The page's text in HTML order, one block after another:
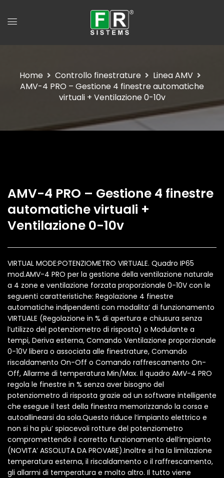
Home Controllo finestrature
Linea AMV
AMV-4 PRO – Gestione 4 finestre automatiche
virtuali + Ventilazione 0-10v
AMV-4 PRO – Gestione 4 finestre
automatiche virtuali +
Ventilazione 0-10v
VIRTUAL MODE:POTENZIOMETRO VIRTUALE. Quadro IP65
mod.AMV-4 PRO per la gestione della ventilazione naturale
a 4 zone e ventilazione forzata proporzionale 0-10V con le
seguenti caratteristiche: Regolazione 4 finestre
automatiche indipendenti con modalita’ di funzionamento
VIRTUALE (Regolazione in % di apertura e chiusura senza
l’utilizzo del potenziometro di risposta) o Modulante a
tempi, Deriva esterna, Comando Ventilazione proporzionale
0-10V libera o associata alle finestrature, Comando
riscaldamento On-Off o Comando raffrescamento On-
Off, Allarme di temperatura Min/Max. Il quadro AMV-4 PRO
regola le finestre in % senza aver bisogno del
potenziometro di risposta grazie ad un software intelligente
che esegue il test della finestra memorizzando la corsa e
autoallinearsi da sola.Questo riduce l’impianto elettrico e
non si ha piu’ spiacevoli rotture del potenziometro
compromettendo il corretto funzionamento dell’impianto
(NOVITA’ ASSOLUTA DA PROVARE).Inoltre si ha la limitazione
temperatura esterna, il riscaldamento o il raffrescamento,
gli allarmi di temperatura e molto altro. Il tutto viene